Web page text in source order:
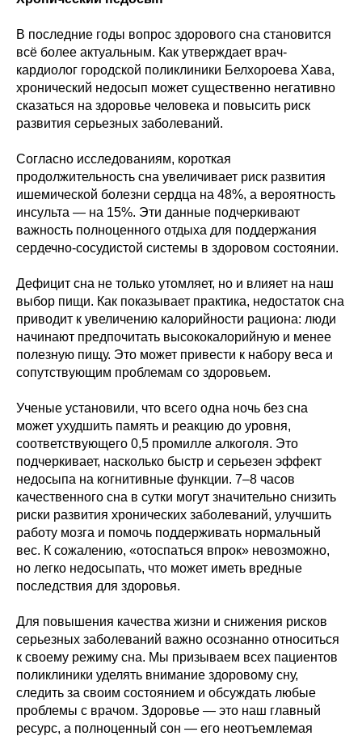
В последние годы вопрос здорового сна становится
всё более актуальным. Как утверждает врач-
кардиолог городской поликлиники Белхороева Хава,
хронический недосып может существенно негативно
сказаться на здоровье человека и повысить риск
развития серьезных заболеваний.
Согласно исследованиям, короткая
продолжительность сна увеличивает риск развития
ишемической болезни сердца на 48%, а вероятность
инсульта — на 15%. Эти данные подчеркивают
важность полноценного отдыха для поддержания
сердечно-сосудистой системы в здоровом состоянии.
Дефицит сна не только утомляет, но и влияет на наш
выбор пищи. Как показывает практика, недостаток сна
приводит к увеличению калорийности рациона: люди
начинают предпочитать высококалорийную и менее
полезную пищу. Это может привести к набору веса и
сопутствующим проблемам со здоровьем.
Ученые установили, что всего одна ночь без сна
может ухудшить память и реакцию до уровня,
соответствующего 0,5 промилле алкоголя. Это
подчеркивает, насколько быстр и серьезен эффект
недосыпа на когнитивные функции. 7–8 часов
качественного сна в сутки могут значительно снизить
риски развития хронических заболеваний, улучшить
работу мозга и помочь поддерживать нормальный
вес. К сожалению, «отоспаться впрок» невозможно,
но легко недосыпать, что может иметь вредные
последствия для здоровья.
Для повышения качества жизни и снижения рисков
серьезных заболеваний важно осознанно относиться
к своему режиму сна. Мы призываем всех пациентов
поликлиники уделять внимание здоровому сну,
следить за своим состоянием и обсуждать любые
проблемы с врачом. Здоровье — это наш главный
ресурс, а полноценный сон — его неотъемлемая